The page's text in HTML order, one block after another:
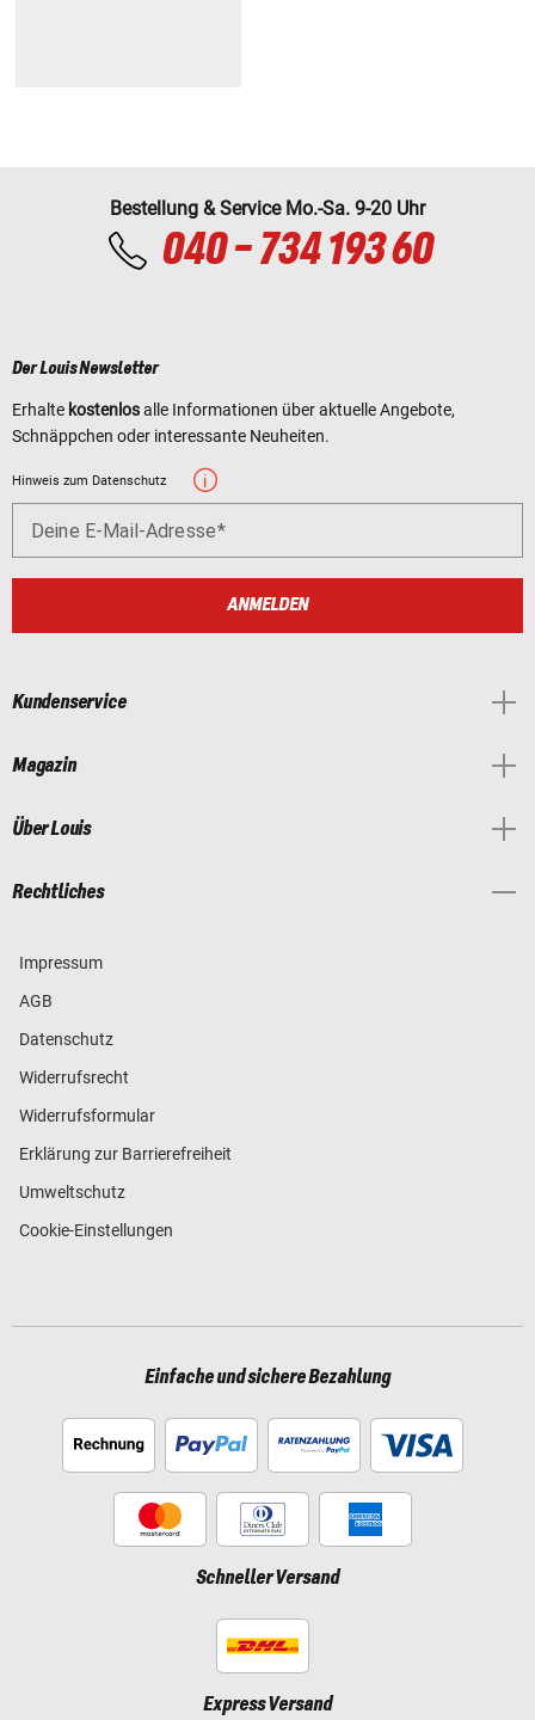
Bestellung & Service Mo.-Sa. 9-20 Uhr
040 - 734 193 60
Der Louis Newsletter
Erhalte kostenlosalle Informationen über aktuelle Angebote,
Schnäppchen oder interessante Neuheiten.
Hinweis zum Datenschutz
Deine E-Mail-Adresse
ANMELDEN
Kundenservice
Magazin
Über Louis
Rechtliches
Impressum
AGB
Datenschutz
Widerrufsrecht
Widerrufsformular
Erklärung zur Barrierefreiheit
Umweltschutz
Cookie-Einstellungen
Einfache und sichere Bezahlung
Schneller Versand
Express Versand